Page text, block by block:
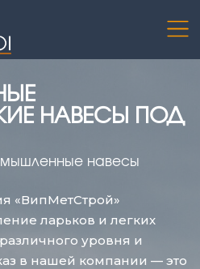
НАВЕСЫ ПОД
навесы
«ВипМетСтрой»
ларьков и легких
уровня и
в нашей компании — это